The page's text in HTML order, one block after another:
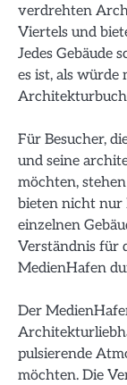
verdrehten
Viertels und
Jedes Gebäude
es ist, als würde
Für Besucher,
und seine
möchten,
bieten nicht
einzelnen
Verständnis für
MedienHafen
Der
pulsierende
möchten. Die